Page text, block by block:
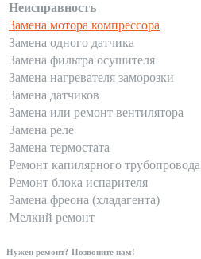
Неисправность
Замена мотора компрессора
Замена одного датчика
Замена фильтра осушителя
Замена нагревателя заморозки
Замена датчиков
Замена или ремонт вентилятора
Замена реле
Замена термостата
Ремонт капилярного трубопровода
Ремонт блока испарителя
Замена фреона (хладагента)
Мелкий ремонт
Нужен ремонт? Позвоните нам!